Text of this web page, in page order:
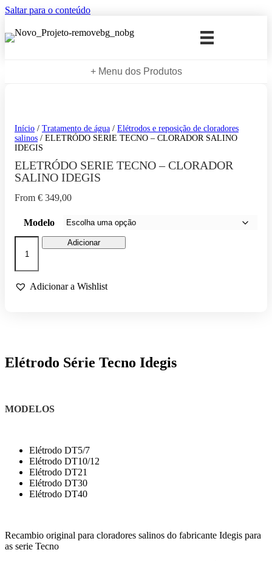
Saltar para o conteúdo
+ Menu dos Produtos
Início / Tratamento de água / Elétrodos e reposição de cloradores
salinos / ELETRÓDO SERIE TECNO – CLORADOR SALINO
IDEGIS
ELETRÓDO SERIE TECNO – CLORADOR
SALINO IDEGIS
From € 349,00
Modelo
Quantidade
SERIE
TECNO
Adicionar
Adicionar a Wishlist
Elétrodo Série Tecno Idegis
MODELOS
Elétrodo DT5/7
Elétrodo DT10/12
Elétrodo DT21
Elétrodo DT30
Elétrodo DT40
Recambio original para cloradores salinos do fabricante Idegis para
as serie Tecno